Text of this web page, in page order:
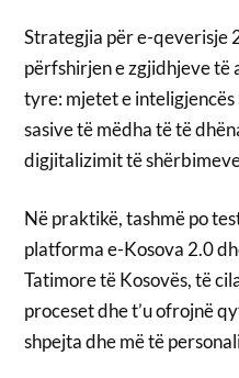
Strategjia për e-qeverisje
përfshirjen e zgjidhjeve të
tyre: mjetet e
sasive të mëdha të të
digjitalizimit të
Në praktikë, tashmë po
platforma e-Kosova 2.0
Tatimore të Kosovës, të
proceset dhe t’u ofrojnë
shpejta dhe më të